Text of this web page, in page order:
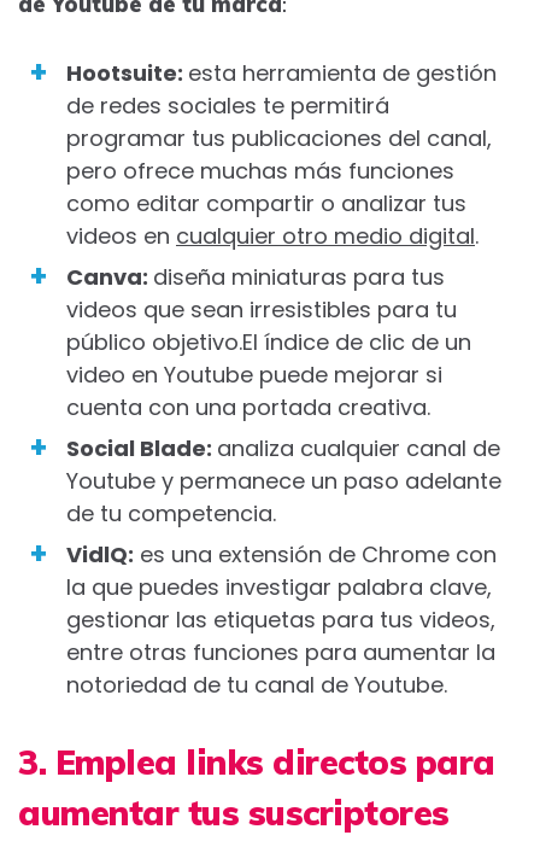
Hootsuite: esta herramienta de gestión
de redes sociales te permitirá
programar tus publicaciones del canal,
pero ofrece muchas más funciones
como editar compartir o analizar tus
videos en cualquier otro medio digital.
Canva: diseña miniaturas para tus
videos que sean irresistibles para tu
público objetivo.El índice de clic de un
video en Youtube puede mejorar si
cuenta con una portada creativa.
Social Blade: analiza cualquier canal de
Youtube y permanece un paso adelante
de tu competencia.
VidlQ: es una extensión de Chrome con
la que puedes investigar palabra clave,
gestionar las etiquetas para tus videos,
entre otras funciones para aumentar la
notoriedad de tu canal de Youtube.
3. Emplea links directos para
aumentar tus suscriptores